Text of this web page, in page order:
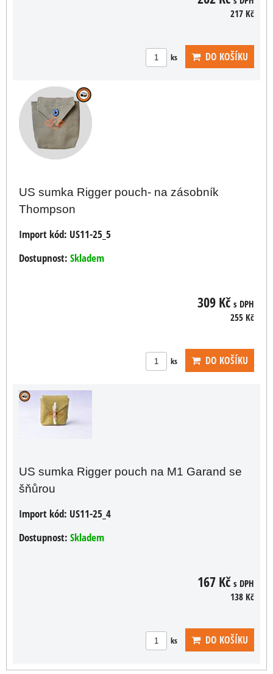
217 Kč
ks DO KOŠÍKU
US sumka Rigger pouch- na zásobník
Thompson
Import kód: US11-25_5
Dostupnost: Skladem
309 Kč s DPH
255 Kč
ks DO KOŠÍKU
US sumka Rigger pouch na M1 Garand se
šňůrou
Import kód: US11-25_4
Dostupnost: Skladem
167 Kč s DPH
138 Kč
ks DO KOŠÍKU